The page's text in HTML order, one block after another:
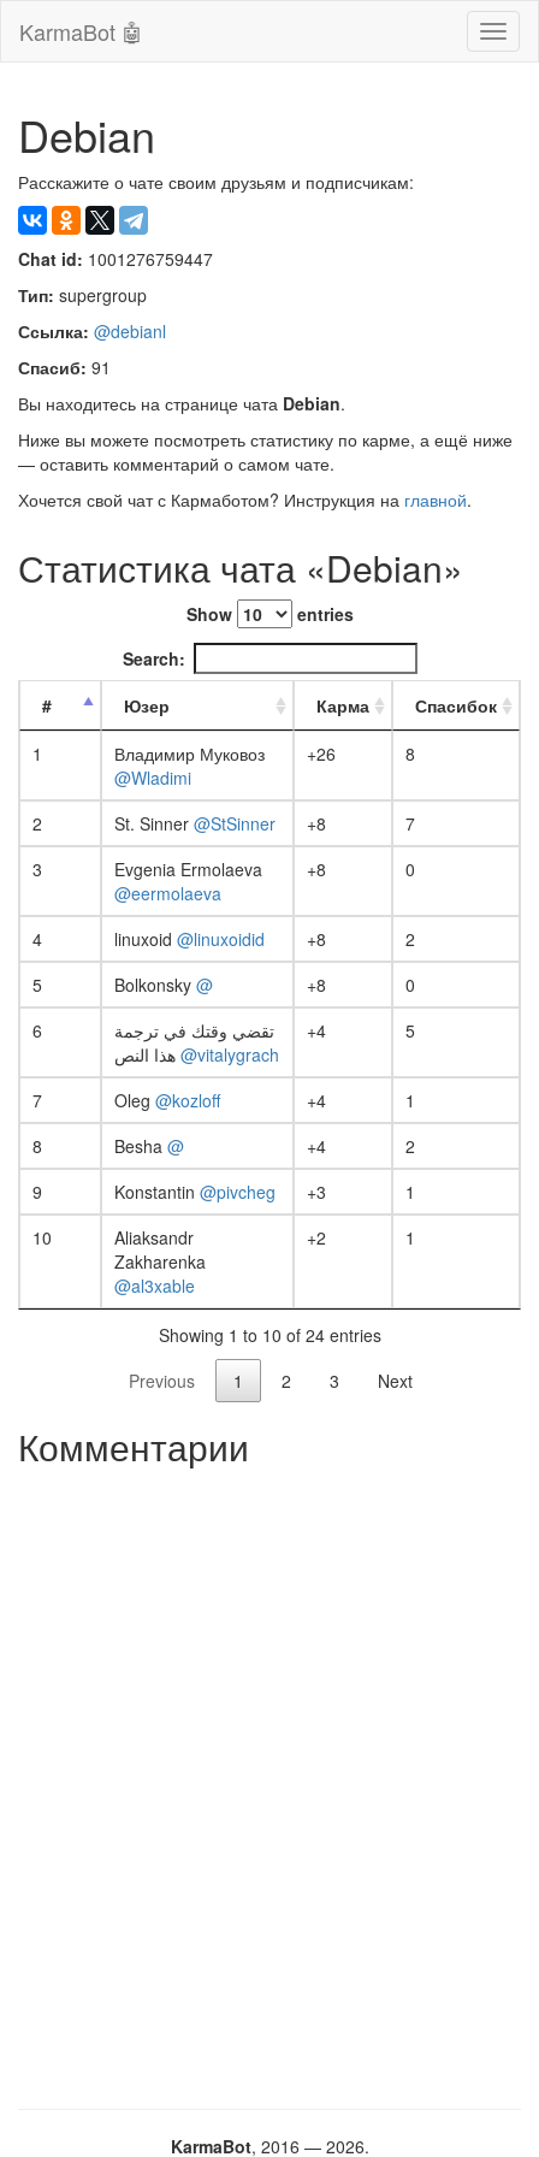
KarmaBot 🤖
Debian
Расскажите о чате своим друзьям и подписчикам:
Chat id: 1001276759447
Тип: supergroup
Ссылка: @debianl
Спасиб: 91
Вы находитесь на странице чата Debian.
Ниже вы можете посмотреть статистику по карме, а ещё ниже
— оставить комментарий о самом чате.
Хочется свой чат с Кармаботом? Инструкция на главной.
Статистика чата «Debian»
Show
entries
Search:
#
Юзер Карма
Спасибок
1
Владимир Муковоз
@Wladimi
+26 8
2 St. Sinner @StSinner +8
7
3
Evgenia Ermolaeva
@eermolaeva
+8 0
4 linuxoid @linuxoidid +8
2
5
Bolkonsky @ +8
0
6
تقضي وقتك في ترجمة
@vitalygrach
+4 5
7 Oleg @kozloff +4
1
8
Besha @ +4
2
9
Konstantin @pivcheg +3
1
10
Aliaksandr
Zakharenka
@al3xable
+2 1
Showing 1 to 10 of 24 entries
Previous
1 2 3 Next
Комментарии
KarmaBot, 2016 — 2026.